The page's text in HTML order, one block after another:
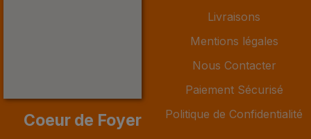
Coeur de Foyer
Livraisons
Mentions légales
Nous Contacter
Paiement Sécurisé
Politique de Confidentialité